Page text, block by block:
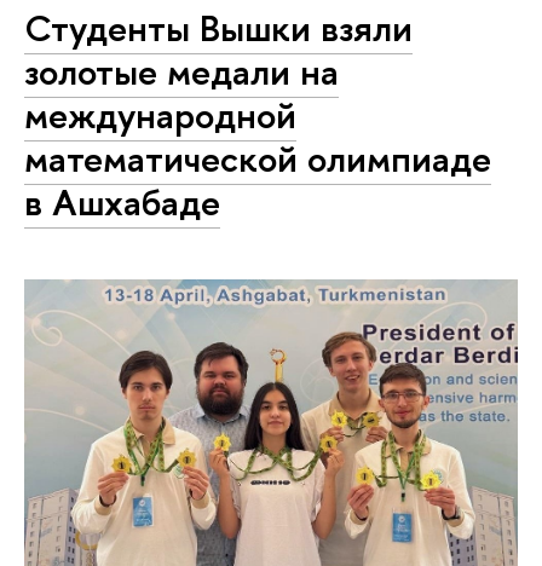
Студенты Вышки взяли
золотые медали на
международной
математической олимпиаде
в Ашхабаде